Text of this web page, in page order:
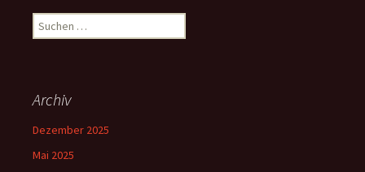
Suchen
nach:
Archiv
Dezember 2025
Mai 2025